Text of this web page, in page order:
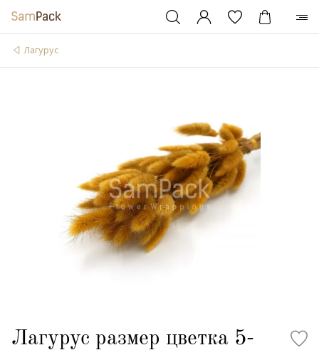
Лагурус
Лагурус размер цветка 5-